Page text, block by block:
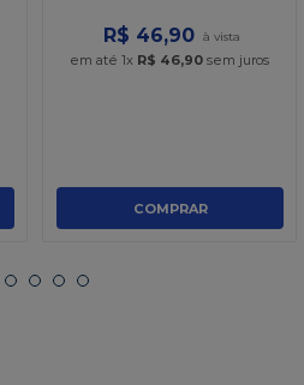
R$ 46,90
em até 1x R$ 46,90 sem juros
COMPRAR